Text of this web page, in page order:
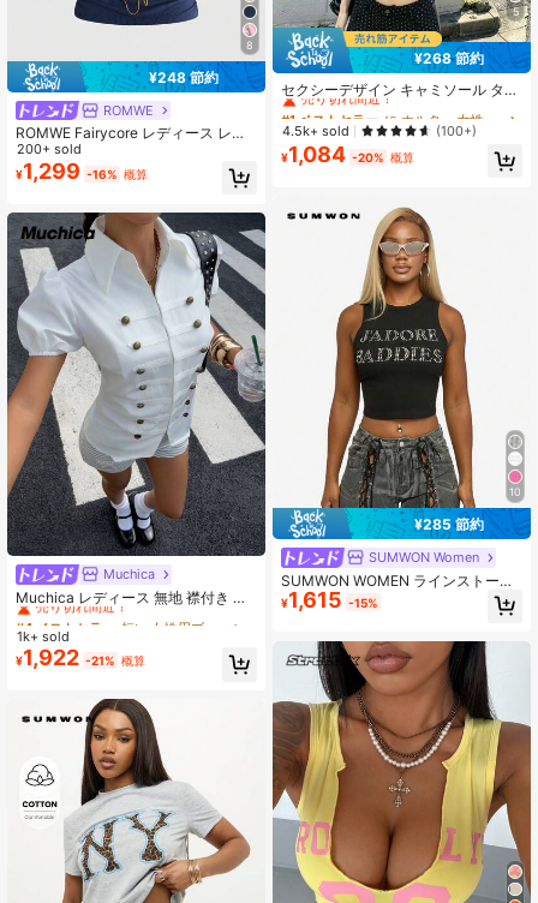
8
¥248 節約
ROMWE
ROMWE Fairycore レディース レト
ロ ミュージックフェス セクシー 万
能 コーデしやすい 英語ロゴ刺繍 Vネ
ック 五芒星リベット装飾 タンクトッ
200+ sold
¥1,299 -16% 概算
Muchica
Muchica レディース 無地 襟付き カ
ジュアル 万能 デイリー お出かけシ
ャツ
#4 ベストセラー
売り切れ間近！
#4 ベストセラー
売り切れ間近！
#4 ベストセラー
売り切れ間近！
#4 ベストセラー
1k+ sold
¥1,922 -21% 概算
5
¥268 節約
セクシーデザイン キャミソール タン
クトップ レディース スリムフィット
美シルエット ストライプ パッチワー
ク クロップド 2in1 トップス 夏服 エ
ステティック ホワイト
#1 ベストセラー
に ホルター 女性用トップス、ブラウス、Tシャツ
売り切れ間近！
#1 ベストセラー
売り切れ間近！
#1 ベストセラー
売り切れ間近！
#1 ベストセラー
に ホルター 女性用トップス、ブラウス、Tシャツ
4.5k+ sold (100+)
¥1,084 -20% 概算
10
¥285 節約
SUMWON Women
SUMWON WOMEN ラインストーン
付き ノースリーブ クロップトップ
ブラック ステートメントトップ
¥1,615 -15%